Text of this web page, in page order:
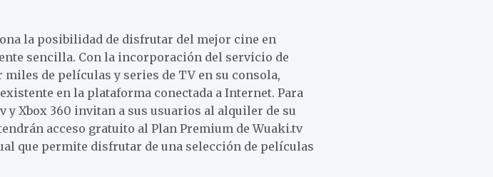
la posibilidad de disfrutar del mejor cine en
sencilla. Con la incorporación del servicio de
de películas y series de TV en su consola,
en la plataforma conectada a Internet. Para
Xbox 360 invitan a sus usuarios al alquiler de su
acceso gratuito al Plan Premium de Wuaki.tv
que permite disfrutar de una selección de películas